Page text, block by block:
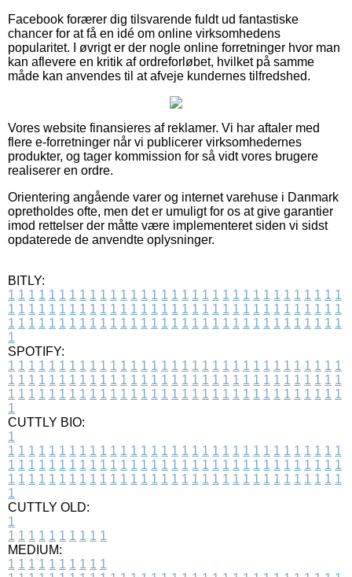
Facebook forærer dig tilsvarende fuldt ud fantastiske
chancer for at få en idé om online virksomhedens
popularitet. I øvrigt er der nogle online forretninger hvor man
kan aflevere en kritik af ordreforløbet, hvilket på samme
måde kan anvendes til at afveje kundernes tilfredshed.
Vores website finansieres af reklamer. Vi har aftaler med
flere e-forretninger når vi publicerer virksomhedernes
produkter, og tager kommission for så vidt vores brugere
realiserer en ordre.
Orientering angående varer og internet varehuse i Danmark
opretholdes ofte, men det er umuligt for os at give garantier
imod rettelser der måtte være implementeret siden vi sidst
opdaterede de anvendte oplysninger.
BITLY:
1 1 1 1 1 1 1 1 1 1 1 1 1 1 1 1 1 1 1 1 1 1 1 1 1 1 1 1 1 1 1 1 1
1 1 1 1 1 1 1 1 1 1 1 1 1 1 1 1 1 1 1 1 1 1 1 1 1 1 1 1 1 1 1 1 1
1 1 1 1 1 1 1 1 1 1 1 1 1 1 1 1 1 1 1 1 1 1 1 1 1 1 1 1 1 1 1 1 1
1
SPOTIFY:
1 1 1 1 1 1 1 1 1 1 1 1 1 1 1 1 1 1 1 1 1 1 1 1 1 1 1 1 1 1 1 1 1
1 1 1 1 1 1 1 1 1 1 1 1 1 1 1 1 1 1 1 1 1 1 1 1 1 1 1 1 1 1 1 1 1
1 1 1 1 1 1 1 1 1 1 1 1 1 1 1 1 1 1 1 1 1 1 1 1 1 1 1 1 1 1 1 1 1
1
CUTTLY BIO:
1
1 1 1 1 1 1 1 1 1 1 1 1 1 1 1 1 1 1 1 1 1 1 1 1 1 1 1 1 1 1 1 1 1
1 1 1 1 1 1 1 1 1 1 1 1 1 1 1 1 1 1 1 1 1 1 1 1 1 1 1 1 1 1 1 1 1
1 1 1 1 1 1 1 1 1 1 1 1 1 1 1 1 1 1 1 1 1 1 1 1 1 1 1 1 1 1 1 1 1
1
CUTTLY OLD:
1
1 1 1 1 1 1 1 1 1 1
MEDIUM:
1 1 1 1 1 1 1 1 1 1